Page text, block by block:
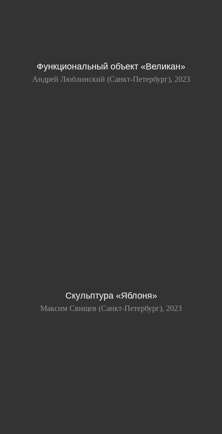
Функциональный объект «Великан»
Андрей Люблинский (Санкт-Петербург), 2023
Скульптура «Яблоня»
Максим Свищев (Санкт-Петербург), 2023